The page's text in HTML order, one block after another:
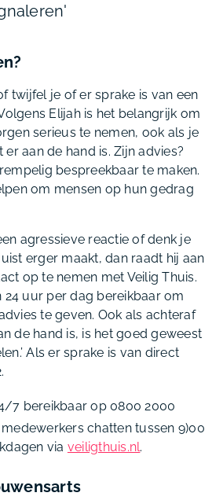
twijfel je of er sprake is van een
Elijah is het belangrijk om
serieus te nemen, ook als je
aan de hand is. Zijn advies?
bespreekbaar te maken.
om mensen op hun gedrag
agressieve reactie of denk je
erger maakt, dan raadt hij aan
op te nemen met Veilig Thuis.
24 uur per dag bereikbaar om
te geven. Ook als achteraf
de hand is, is het goed geweest
Als er sprake is van direct
7 bereikbaar op 0800 2000
chatten tussen 9)00
via veiligthuis.nl.